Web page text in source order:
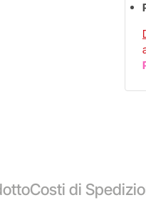
Costi di